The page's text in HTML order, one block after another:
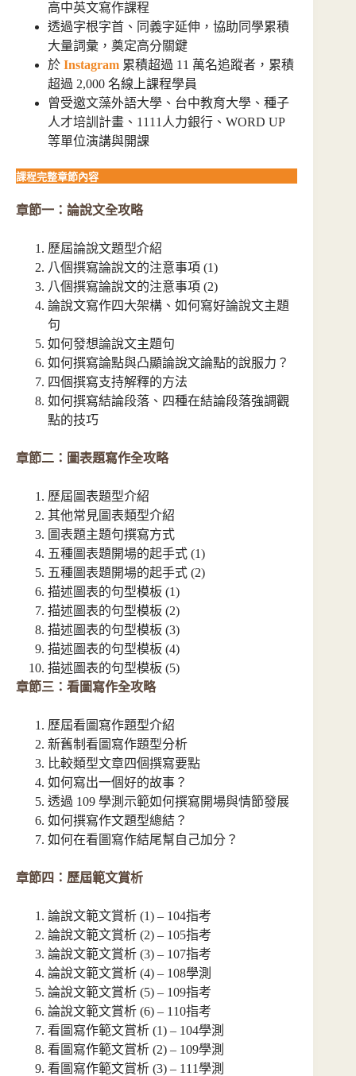
高中英文寫作課程
透過字根字首、同義字延伸，協助同學累積
大量詞彙，奠定高分關鍵
於 Instagram 累積超過 11 萬名追蹤者，累積
超過 2,000 名線上課程學員
曾受邀文藻外語大學、台中教育大學、種子
人才培訓計畫、1111人力銀行、WORD UP
等單位演講與開課
課程完整章節內容
章節一：論說文全攻略
歷屆論說文題型介紹
八個撰寫論說文的注意事項 (1)
八個撰寫論說文的注意事項 (2)
論說文寫作四大架構、如何寫好論說文主題
句
如何發想論說文主題句
如何撰寫論點與凸顯論說文論點的說服力？
四個撰寫支持解釋的方法
如何撰寫結論段落、四種在結論段落強調觀
點的技巧
章節二：圖表題寫作全攻略
歷屆圖表題型介紹
其他常見圖表類型介紹
圖表題主題句撰寫方式
五種圖表題開場的起手式 (1)
五種圖表題開場的起手式 (2)
描述圖表的句型模板 (1)
描述圖表的句型模板 (2)
描述圖表的句型模板 (3)
描述圖表的句型模板 (4)
描述圖表的句型模板 (5)
章節三：看圖寫作全攻略
歷屆看圖寫作題型介紹
新舊制看圖寫作題型分析
比較類型文章四個撰寫要點
如何寫出一個好的故事？
透過 109 學測示範如何撰寫開場與情節發展
如何撰寫作文題型總結？
如何在看圖寫作結尾幫自己加分？
章節四：歷屆範文賞析
論說文範文賞析 (1) – 104指考
論說文範文賞析 (2) – 105指考
論說文範文賞析 (3) – 107指考
論說文範文賞析 (4) – 108學測
論說文範文賞析 (5) – 109指考
論說文範文賞析 (6) – 110指考
看圖寫作範文賞析 (1) – 104學測
看圖寫作範文賞析 (2) – 109學測
看圖寫作範文賞析 (3) – 111學測